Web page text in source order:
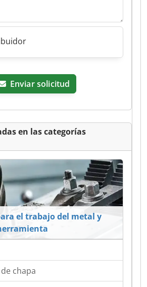
Enviar solicitud
en las categorías
el trabajo del metal y
chapa